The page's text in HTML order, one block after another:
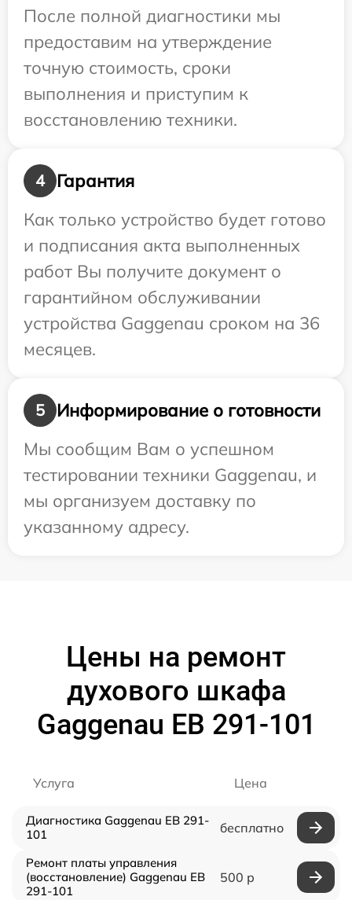
После полной диагностики мы
предоставим на утверждение
точную стоимость, сроки
выполнения и приступим к
восстановлению техники.
4
Гарантия
Как только устройство будет готово
и подписания акта выполненных
работ Вы получите документ о
гарантийном обслуживании
устройства Gaggenau сроком на 36
месяцев.
5
Информирование о готовности
Мы сообщим Вам о успешном
тестировании техники Gaggenau, и
мы организуем доставку по
указанному адресу.
Цены на ремонт
духового шкафа
Gaggenau EB 291-101
Услуга Цена
Диагностика Gaggenau EB 291-
101
бесплатно
Ремонт платы управления
(восстановление) Gaggenau EB
291-101
500 р